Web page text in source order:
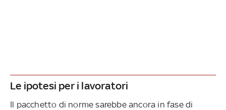
Le ipotesi per i lavoratori
Il pacchetto di norme sarebbe ancora in fase di